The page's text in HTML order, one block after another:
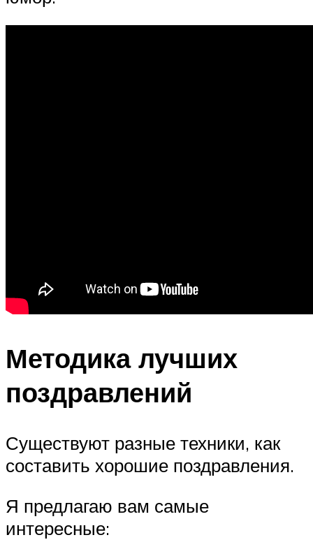
Методика лучших
поздравлений
Существуют разные техники, как
составить хорошие поздравления.
Я предлагаю вам самые
интересные: